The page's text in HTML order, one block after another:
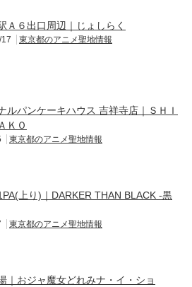
Ａ６出口周辺｜じょしらく
東京都のアニメ聖地情報
ルパンケーキハウス 吉祥寺店｜ＳＨＩ
ＫＯ
東京都のアニメ聖地情報
上り)｜DARKER THAN BLACK -黒
東京都のアニメ聖地情報
｜おジャ魔女どれみナ・イ・ショ